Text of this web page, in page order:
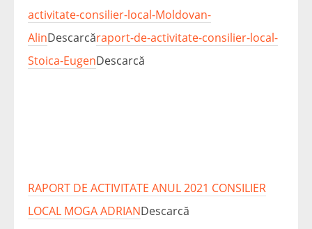
activitate-consilier-local-Moldovan-
AlinDescarcăraport-de-activitate-consilier-local-
Stoica-EugenDescarcă
RAPORT DE ACTIVITATE ANUL 2021 CONSILIER
LOCAL MOGA ADRIANDescarcă